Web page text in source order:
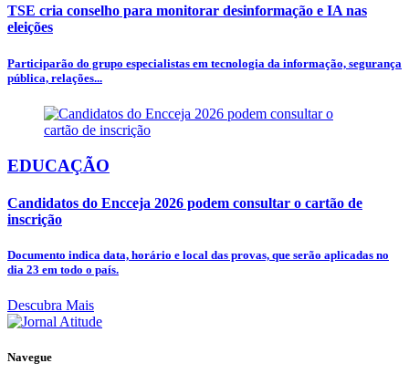
TSE cria conselho para monitorar desinformação e IA nas
eleições
Participarão do grupo especialistas em tecnologia da informação, segurança
pública, relações...
EDUCAÇÃO
Candidatos do Encceja 2026 podem consultar o cartão de
inscrição
Documento indica data, horário e local das provas, que serão aplicadas no
dia 23 em todo o país.
Descubra Mais
Navegue